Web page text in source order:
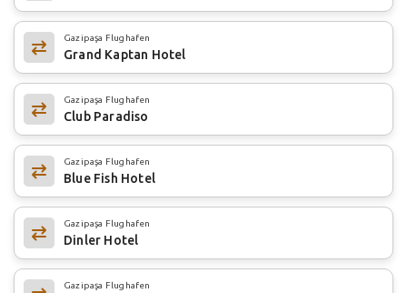
Gazipaşa Flughafen
Grand Kaptan Hotel
Gazipaşa Flughafen
Club Paradiso
Gazipaşa Flughafen
Blue Fish Hotel
Gazipaşa Flughafen
Dinler Hotel
Gazipaşa Flughafen